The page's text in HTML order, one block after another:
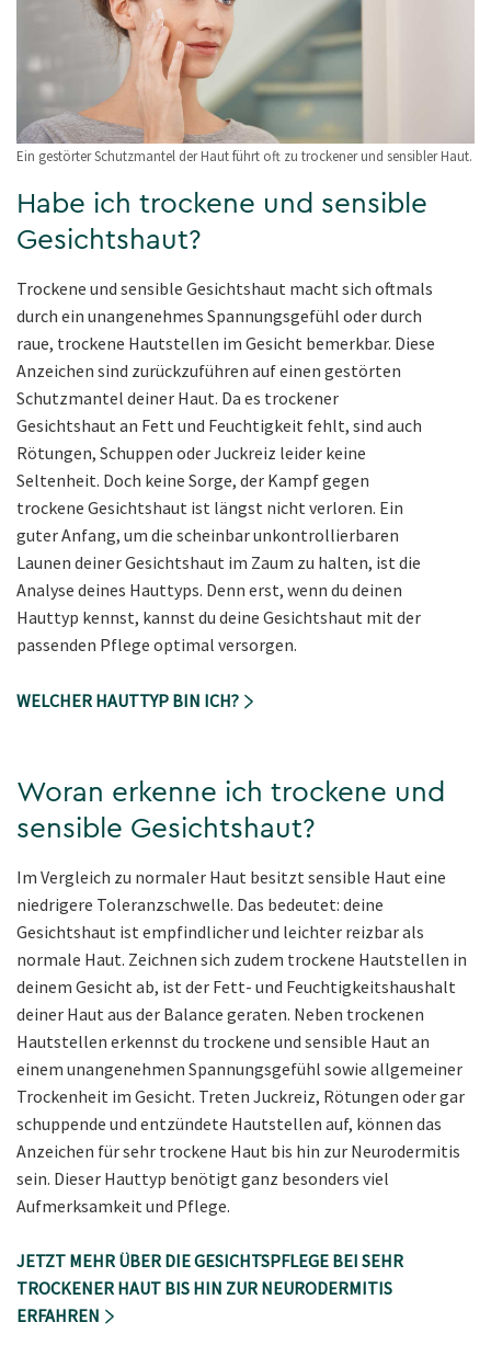
Ein gestörter Schutzmantel der Haut führt oft zu trockener und sensibler Haut.
Habe ich trockene und sensible
Gesichtshaut?
Trockene und sensible Gesichtshaut macht sich oftmals
durch ein unangenehmes Spannungsgefühl oder durch
raue, trockene Hautstellen im Gesicht bemerkbar. Diese
Anzeichen sind zurückzuführen auf einen gestörten
Schutzmantel deiner Haut. Da es trockener
Gesichtshaut an Fett und Feuchtigkeit fehlt, sind auch
Rötungen, Schuppen oder Juckreiz leider keine
Seltenheit. Doch keine Sorge, der Kampf gegen
trockene Gesichtshaut ist längst nicht verloren. Ein
guter Anfang, um die scheinbar unkontrollierbaren
Launen deiner Gesichtshaut im Zaum zu halten, ist die
Analyse deines Hauttyps. Denn erst, wenn du deinen
Hauttyp kennst, kannst du deine Gesichtshaut mit der
passenden Pflege optimal versorgen.
WELCHER HAUTTYP BIN ICH?
Woran erkenne ich trockene und
sensible Gesichtshaut?
Im Vergleich zu normaler Haut besitzt sensible Haut eine
niedrigere Toleranzschwelle. Das bedeutet: deine
Gesichtshaut ist empfindlicher und leichter reizbar als
normale Haut. Zeichnen sich zudem trockene Hautstellen in
deinem Gesicht ab, ist der Fett- und Feuchtigkeitshaushalt
deiner Haut aus der Balance geraten. Neben trockenen
Hautstellen erkennst du trockene und sensible Haut an
einem unangenehmen Spannungsgefühl sowie allgemeiner
Trockenheit im Gesicht. Treten Juckreiz, Rötungen oder gar
schuppende und entzündete Hautstellen auf, können das
Anzeichen für sehr trockene Haut bis hin zur Neurodermitis
sein. Dieser Hauttyp benötigt ganz besonders viel
Aufmerksamkeit und Pflege.
JETZT MEHR ÜBER DIE GESICHTSPFLEGE BEI SEHR
TROCKENER HAUT BIS HIN ZUR NEURODERMITIS
ERFAHREN